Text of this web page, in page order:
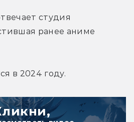
студия
ранее аниме
в 2024 году.